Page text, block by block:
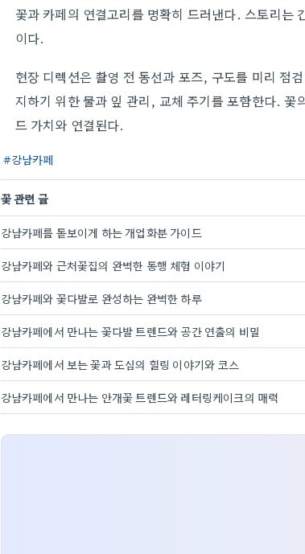
꽃과 카페의 연결고리를 명확히 드러낸다. 스토리는
이다.
현장 디렉션은 촬영 전 동선과 포즈, 구도를 미리 점
지하기 위한 물과 잎 관리, 교체 주기를 포함한다. 꽃
드 가치와 연결된다.
강남카페
꽃 관련 글
강남카페를 돋보이게 하는 개업화분 가이드
강남카페와 근처꽃집의 완벽한 동행 체험 이야기
강남카페와 꽃다발로 완성하는 완벽한 하루
강남카페에서 만나는 꽃다발 트렌드와 공간 연출의 비밀
강남카페에서 보는 꽃과 도심의 힐링 이야기와 코스
강남카페에서 만나는 안개꽃 트렌드와 레터링케이크의 매력